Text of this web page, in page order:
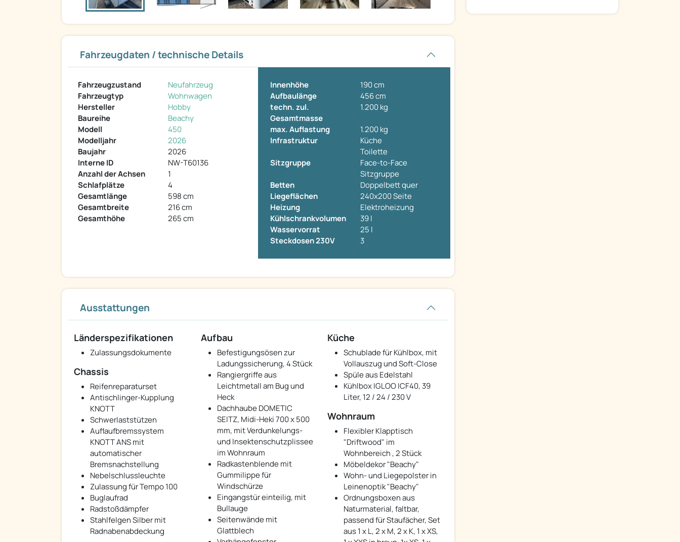
Fahrzeugdaten / technische Details
Fahrzeugzustand
Neufahrzeug
Fahrzeugtyp
Wohnwagen
Hersteller
Hobby
Baureihe
Beachy
Modell
450
Modelljahr
2026
Baujahr
2026
Interne ID
NW-T60136
Anzahl der Achsen
1
Schlafplätze
4
Gesamtlänge
598 cm
Gesamtbreite
216 cm
Gesamthöhe
265 cm
Innenhöhe
190 cm
Aufbaulänge
456 cm
techn. zul.
Gesamtmasse
1.200 kg
max. Auflastung
1.200 kg
Infrastruktur
Küche
Toilette
Sitzgruppe
Face-to-Face
Sitzgruppe
Betten
Doppelbett quer
Liegeflächen
240x200 Seite
Heizung
Elektroheizung
Kühlschrankvolumen
39 l
Wasservorrat
25 l
Steckdosen 230V
3
Ausstattungen
Länderspezifikationen
Zulassungsdokumente
Aufbau
Befestigungsösen zur
Ladungssicherung, 4 Stück
Rangiergriffe aus
Leichtmetall am Bug und
Heck
Dachhaube DOMETIC
SEITZ, Midi-Heki 700 x 500
mm, mit Verdunkelungs-
und Insektenschutzplissee
im Wohnraum
Radkastenblende mit
Gummilippe für
Windschürze
Eingangstür einteilig, mit
Bullauge
Seitenwände mit
Glattblech
Küche
Schublade für Kühlbox, mit
Vollauszug und Soft-Close
Spüle aus Edelstahl
Kühlbox IGLOO ICF40, 39
Liter, 12 / 24 / 230 V
Chassis
Reifenreparaturset
Antischlinger-Kupplung
KNOTT
Schwerlaststützen
Auflaufbremssystem
KNOTT ANS mit
automatischer
Bremsnachstellung
Nebelschlussleuchte
Zulassung für Tempo 100
Buglaufrad
Radstoßdämpfer
Stahlfelgen Silber mit
Radnabenabdeckung
Wohnraum
Flexibler Klapptisch
"Driftwood" im
Wohnbereich , 2 Stück
Möbeldekor "Beachy"
Wohn- und Liegepolster in
Leinenoptik "Beachy"
Ordnungsboxen aus
Naturmaterial, faltbar,
passend für Staufächer, Set
aus 1 x L, 2 x M, 2 x K, 1 x XS,